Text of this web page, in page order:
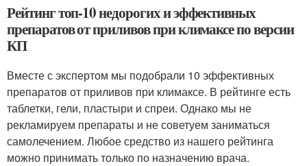
Рейтинг топ-10 недорогих и эффективных
препаратов от приливов при климаксе по версии
КП
Вместе с экспертом мы подобрали 10 эффективных
препаратов от приливов при климаксе. В рейтинге есть
таблетки, гели, пластыри и спреи. Однако мы не
рекламируем препараты и не советуем заниматься
самолечением. Любое средство из нашего рейтинга
можно принимать только по назначению врача.